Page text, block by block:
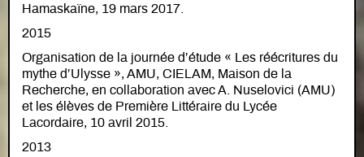
Hamaskaïne, 19 mars 2017.
2015
Organisation de la journée d’étude « Les réécritures du
mythe d’Ulysse », AMU, CIELAM, Maison de la
Recherche, en collaboration avec A. Nuselovici (AMU)
et les élèves de Première Littéraire du Lycée
Lacordaire, 10 avril 2015.
2013